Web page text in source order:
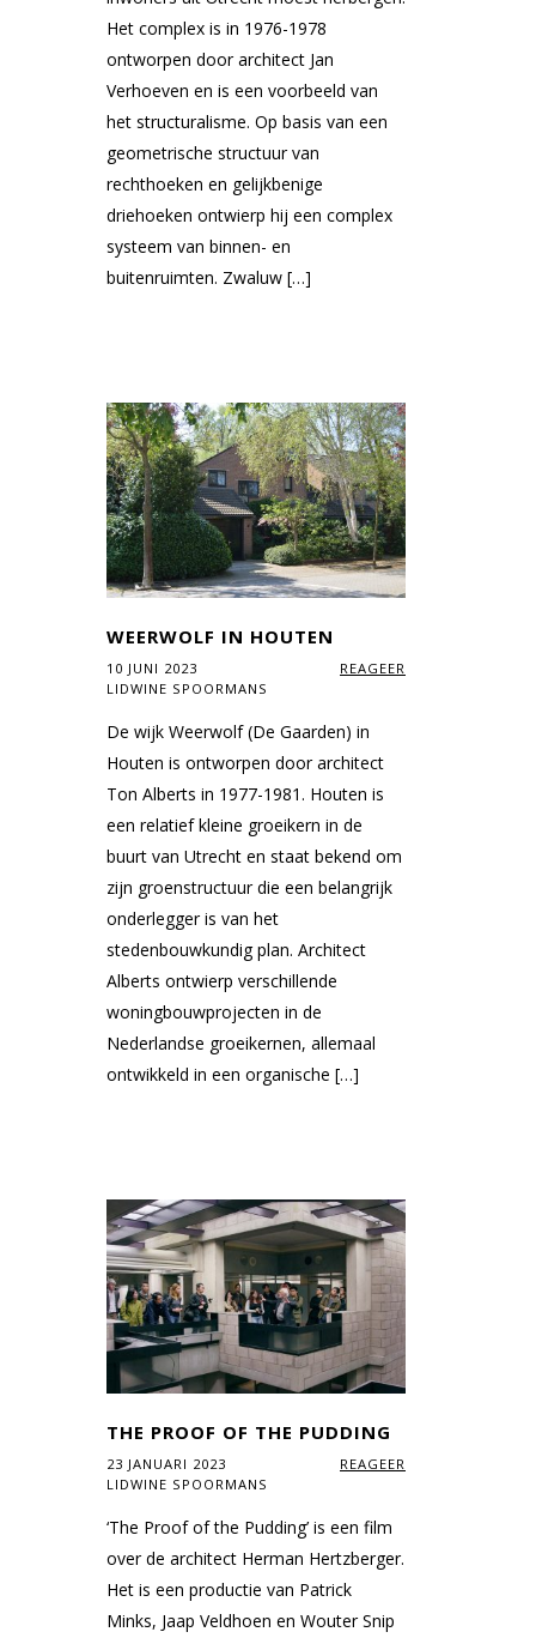
Het complex is in 1976-1978
ontworpen door architect Jan
Verhoeven en is een voorbeeld van
het structuralisme. Op basis van een
geometrische structuur van
rechthoeken en gelijkbenige
driehoeken ontwierp hij een complex
systeem van binnen- en
buitenruimten. Zwaluw […]
WEERWOLF IN HOUTEN
10 JUNI 2023
REAGEER
LIDWINE SPOORMANS
De wijk Weerwolf (De Gaarden) in
Houten is ontworpen door architect
Ton Alberts in 1977-1981. Houten is
een relatief kleine groeikern in de
buurt van Utrecht en staat bekend om
zijn groenstructuur die een belangrijk
onderlegger is van het
stedenbouwkundig plan. Architect
Alberts ontwierp verschillende
woningbouwprojecten in de
Nederlandse groeikernen, allemaal
ontwikkeld in een organische […]
THE PROOF OF THE PUDDING
23 JANUARI 2023
REAGEER
LIDWINE SPOORMANS
‘The Proof of the Pudding’ is een film
over de architect Herman Hertzberger.
Het is een productie van Patrick
Minks, Jaap Veldhoen en Wouter Snip